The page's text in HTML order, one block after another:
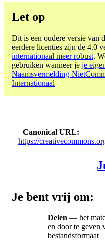
Let op
Dit is een oudere versie van
eerdere licenties zijn de 4.0
internationaal meer robust.
gebruiken wanneer je je
Naamsvermelding-
Internationaal
Canonical URL
https://
Je bent vrij om:
Delen — het
en door te geven
bestandsformaat